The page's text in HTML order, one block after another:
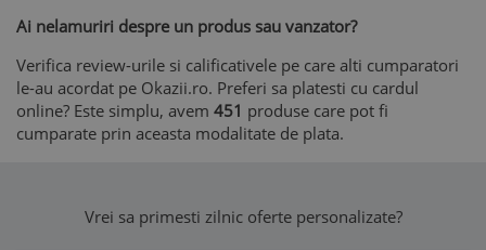
Ai nelamuriri despre un produs sau vanzator?
Verifica review-urile si calificativele pe care alti cumparatori
le-au acordat pe Okazii.ro. Preferi sa platesti cu cardul
online? Este simplu, avem 451 produse care pot fi
cumparate prin aceasta modalitate de plata.
Vrei sa primesti zilnic oferte personalizate?